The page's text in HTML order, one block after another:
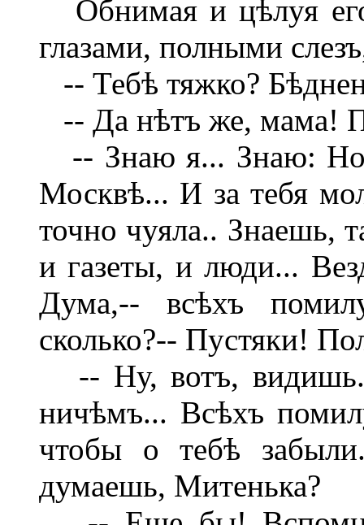
Обнимая и цѣлуя
глазами, полными
-- Тебѣ тяжко?
-- Да нѣтъ же, мама!
-- Знаю я... Знаю: Но
Москвѣ... И за тебя
точно чуяла.. Знаешь,
и газеты, и люди...
Дума,-- всѣхъ
сколько?-- Пустяки!
-- Ну, вотъ,
ничѣмъ... Всѣхъ
чтобы о тебѣ
думаешь, Митенька?